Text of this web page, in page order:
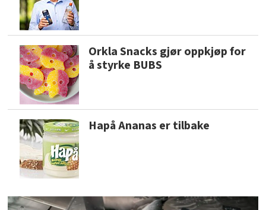
Orkla Snacks gjør oppkjøp for
å styrke BUBS
Hapå Ananas er tilbake